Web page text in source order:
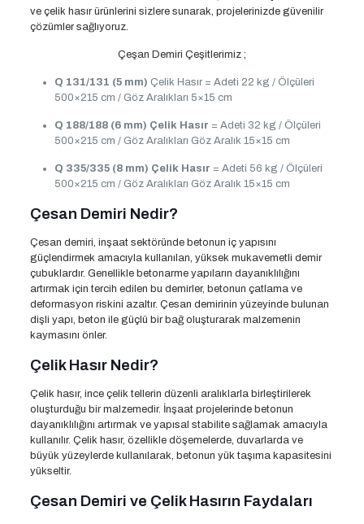
ve çelik hasır ürünlerini sizlere sunarak, projelerinizde güvenilir
çözümler sağlıyoruz.
Çeşan Demiri Çeşitlerimiz ;
Q 131/131 (5 mm) Çelik Hasır = Adeti 22 kg / Ölçüleri
500×215 cm / Göz Aralıkları 5×15 cm
Q 188/188 (6 mm) Çelik Hasır = Adeti 32 kg / Ölçüleri
500×215 cm / Göz Aralıkları Göz Aralık 15×15 cm
Q 335/335 (8 mm) Çelik Hasır = Adeti 56 kg / Ölçüleri
500×215 cm / Göz Aralıkları Göz Aralık 15×15 cm
Çesan Demiri Nedir?
Çesan demiri, inşaat sektöründe betonun iç yapısını
güçlendirmek amacıyla kullanılan, yüksek mukavemetli demir
çubuklardır. Genellikle betonarme yapıların dayanıklılığını
artırmak için tercih edilen bu demirler, betonun çatlama ve
deformasyon riskini azaltır. Çesan demirinin yüzeyinde bulunan
dişli yapı, beton ile güçlü bir bağ oluşturarak malzemenin
kaymasını önler.
Çelik Hasır Nedir?
Çelik hasır, ince çelik tellerin düzenli aralıklarla birleştirilerek
oluşturduğu bir malzemedir. İnşaat projelerinde betonun
dayanıklılığını artırmak ve yapısal stabilite sağlamak amacıyla
kullanılır. Çelik hasır, özellikle döşemelerde, duvarlarda ve
büyük yüzeylerde kullanılarak, betonun yük taşıma kapasitesini
yükseltir.
Çesan Demiri ve Çelik Hasırın Faydaları